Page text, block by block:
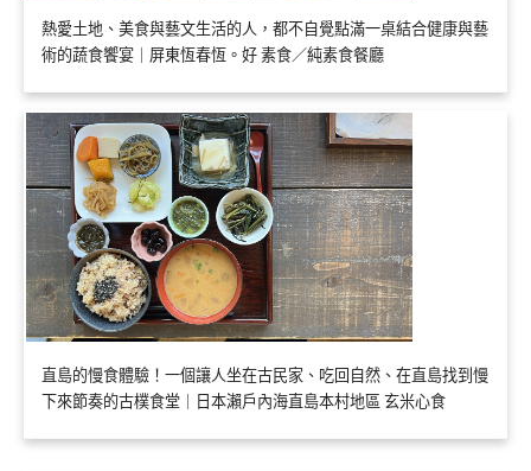
熱愛土地、美食與藝文生活的人，都不自覺點滿一桌結合健康與藝
術的蔬食饗宴｜屏東恆春恆。好 素食／純素食餐廳
直島的慢食體驗！一個讓人坐在古民家、吃回自然、在直島找到慢
下來節奏的古樸食堂｜日本瀨戶內海直島本村地區 玄米心食